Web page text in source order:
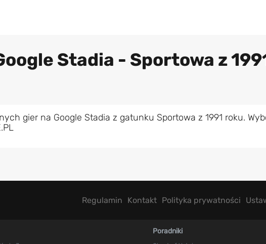
Stadia - Sportowa z
gier na Google Stadia z gatunku Sportowa z 1991 roku.
Regulamin Kontakt Polityka prywatności
Poradniki